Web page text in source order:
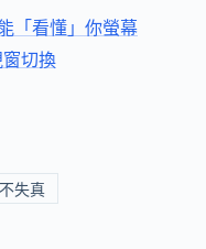
「看懂」你螢幕
切換
失真